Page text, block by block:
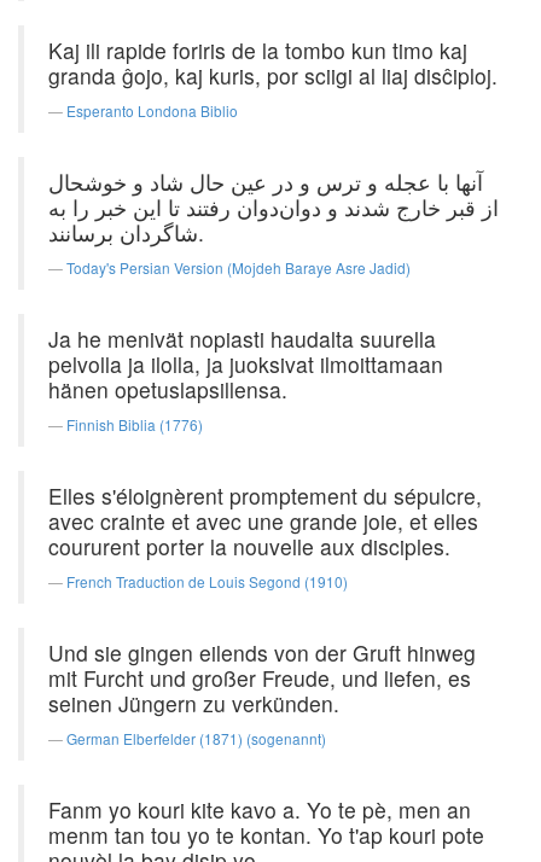
Kaj ili rapide foriris de la tombo kun timo kaj
granda ĝojo, kaj kuris, por sciigi al liaj disĉiploj.
Esperanto Londona Biblio
آنها با عجله و ترس و در عین حال شاد و خوشحال
از قبر خارج شدند و دوان‌دوان رفتند تا این خبر را به
شاگردان برسانند.
Today's Persian Version (Mojdeh Baraye Asre Jadid)
Ja he menivät nopiasti haudalta suurella
pelvolla ja ilolla, ja juoksivat ilmoittamaan
hänen opetuslapsillensa.
Finnish Biblia (1776)
Elles s'éloignèrent promptement du sépulcre,
avec crainte et avec une grande joie, et elles
coururent porter la nouvelle aux disciples.
French Traduction de Louis Segond (1910)
Und sie gingen eilends von der Gruft hinweg
mit Furcht und großer Freude, und liefen, es
seinen Jüngern zu verkünden.
German Elberfelder (1871) (sogenannt)
Fanm yo kouri kite kavo a. Yo te pè, men an
menm tan tou yo te kontan. Yo t'ap kouri pote